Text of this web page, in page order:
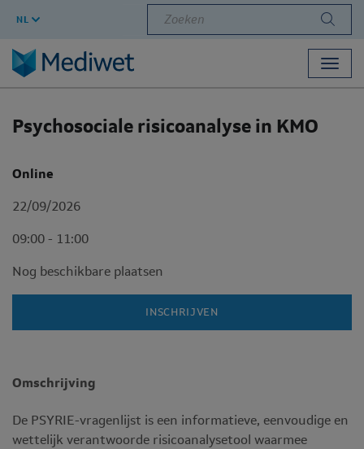
NL Zoeken
Psychosociale risicoanalyse in KMO
Online
22/09/2026
09:00 - 11:00
Nog beschikbare plaatsen
INSCHRIJVEN
Omschrijving
De PSYRIE-vragenlijst is een informatieve, eenvoudige en
wettelijk verantwoorde risicoanalysetool waarmee